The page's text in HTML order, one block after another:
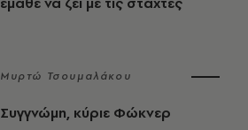
Μυρτώ Τσουμαλάκου
Συγγνώμη, κύριε Φώκνερ